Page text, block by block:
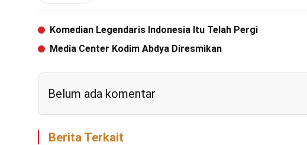
Komedian Legendaris Indonesia Itu Telah Pergi
Media Center Kodim Abdya Diresmikan
Belum ada komentar
Berita Terkait